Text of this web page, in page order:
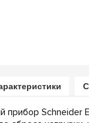
прибор Schneider